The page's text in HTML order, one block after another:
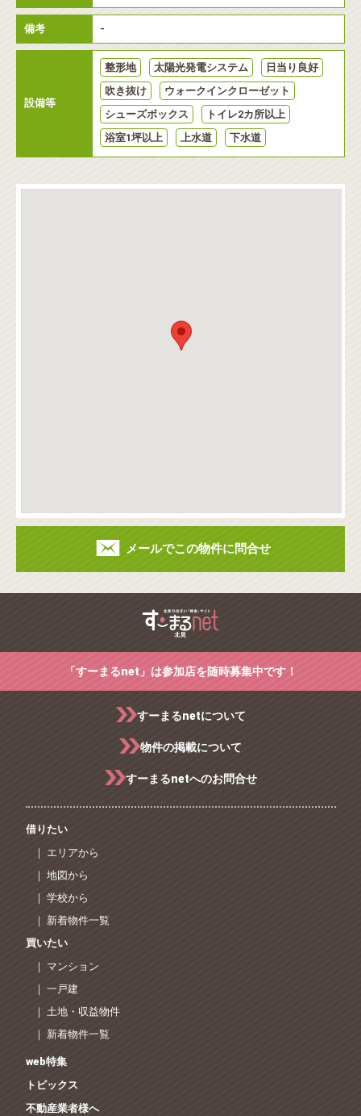
備考 -
設備等
整形地 太陽光発電システム
日当り良好
吹き抜け
ウォークインクローゼット
シューズボックス
トイレ2カ所以上
浴室1坪以上
上水道 下水道
メールでこの物件に問合せ
「すーまるnet」は参加店を随時募集中です！
すーまるnetについて
物件の掲載について
すーまるnetへのお問合せ
借りたい
｜ エリアから
｜ 地図から
｜ 学校から
｜ 新着物件一覧
買いたい
｜ マンション
｜ 一戸建
｜ 土地・収益物件
｜ 新着物件一覧
web特集
トピックス
不動産業者様へ